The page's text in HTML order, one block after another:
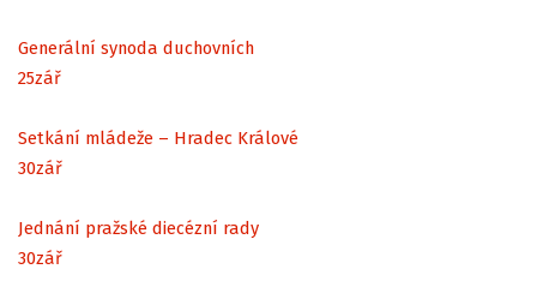
Generální synoda duchovních
25zář
Setkání mládeže – Hradec Králové
30zář
Jednání pražské diecézní rady
30zář